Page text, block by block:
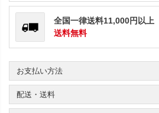
全国一律送料11,000円以上
送料無料
お支払い方法
配送・送料